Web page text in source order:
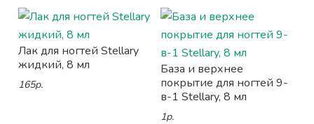
Лак для ногтей Stellary
жидкий, 8 мл
165р.
База и верхнее
покрытие для ногтей 9-
в-1 Stellary, 8 мл
1р.